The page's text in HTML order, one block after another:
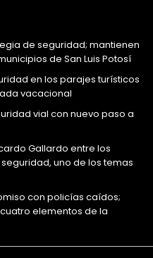
de seguridad; mantienen
de San Luis Potosí
en los parajes turísticos
vacacional
vial con nuevo paso a
Gallardo entre los
uno de los temas
con policías caídos;
elementos de la